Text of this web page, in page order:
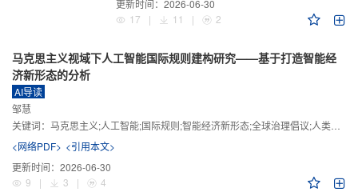
更新时间： 2026-06-30
17
| 11 | 2
马克思主义视域下人工智能国际规则建构研究——基于打造智能经
济新形态的分析
AI导读
邹慧
关键词： 马克思主义;人工智能;国际规则;智能经济新形态;全球治理倡议;人类命运共同体
<网络PDF> <引用本文>
更新时间： 2026-06-30
9
| 3 | 4